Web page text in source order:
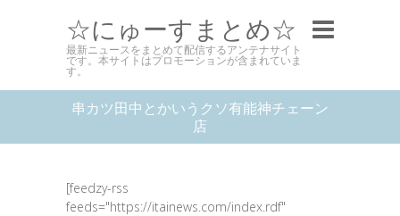
☆にゅーすまとめ☆
最新ニュースをまとめて配信するアンテナサイト
です。本サイトはプロモーションが含まれていま
す。
串カツ田中とかいうクソ有能神チェーン
店
[feedzy-rss
feeds="https://itainews.com/index.rdf"